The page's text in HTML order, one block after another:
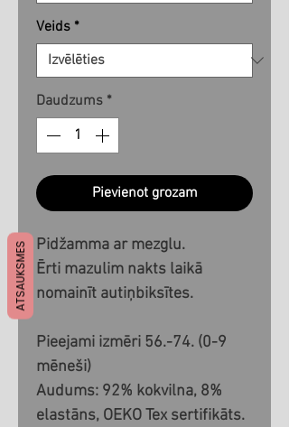
Veids *
Daudzums *
Pievienot grozam
Pidžamma ar mezglu.
Ērti mazulim nakts laikā
nomainīt autiņbiksītes.
Pieejami izmēri 56.-74. (0-9
mēneši)
Audums: 92% kokvilna, 8%
elastāns, OEKO Tex sertifikāts.
ATSAUKSMES